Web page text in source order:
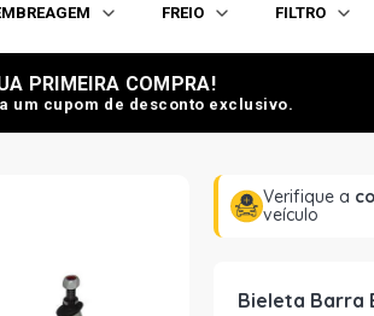
FREIO FILTRO
PRIMEIRA COMPRA!
um cupom de desconto exclusivo.
Verifique a
veículo
Bieleta Barra